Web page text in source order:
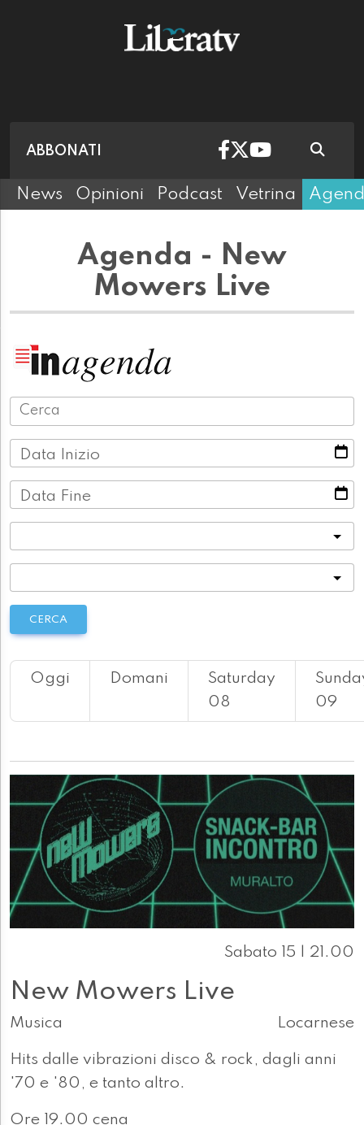
ABBONATI
News Opinioni Podcast Vetrina
Agenda - New
Mowers Live
Data Inizio
Data Fine
CERCA
Oggi Domani
Saturday
08
09
Sabato 15 | 21.00
New Mowers Live
Musica Locarnese
Hits dalle vibrazioni disco & rock, dagli anni
'70 e '80, e tanto altro.
Ore 19.00 cena